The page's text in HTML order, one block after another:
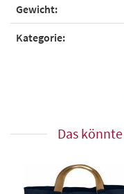
Gewicht:
Kategorie:
Das